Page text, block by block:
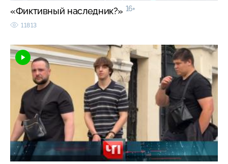
«Фиктивный наследник?» 16+
11813